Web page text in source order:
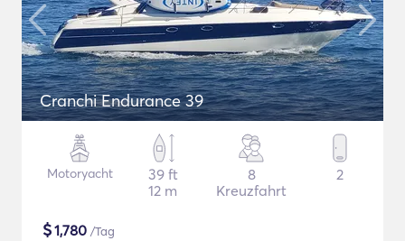
Cranchi Endurance 39
Motoryacht
39 ft
12 m
8
Kreuzfahrt
2
$1,780 /Tag